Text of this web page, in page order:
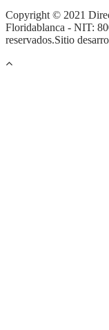
Copyright © 2021
Floridablanca - NIT:
reservados.Sitio